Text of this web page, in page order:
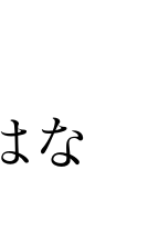
な